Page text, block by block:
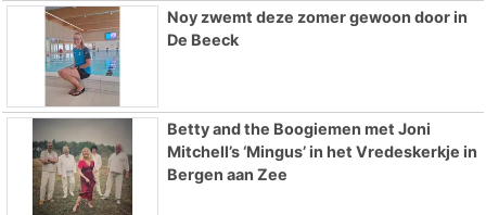
Noy zwemt deze zomer gewoon door in
De Beeck
Betty and the Boogiemen met Joni
Mitchell’s ‘Mingus’ in het Vredeskerkje in
Bergen aan Zee